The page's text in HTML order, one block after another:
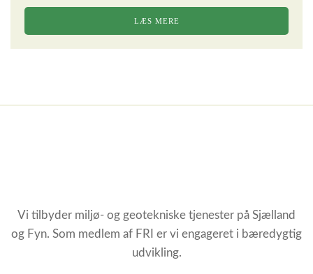
LÆS MERE
Vi tilbyder miljø- og geotekniske tjenester på Sjælland
og Fyn. Som medlem af FRI er vi engageret i bæredygtig
udvikling.